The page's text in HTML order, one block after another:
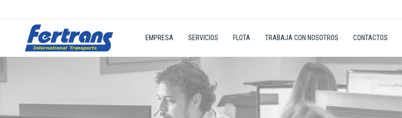
EMPRESA SERVICIOS FLOTA TRABAJA CON NOSOTROS CONTACTOS